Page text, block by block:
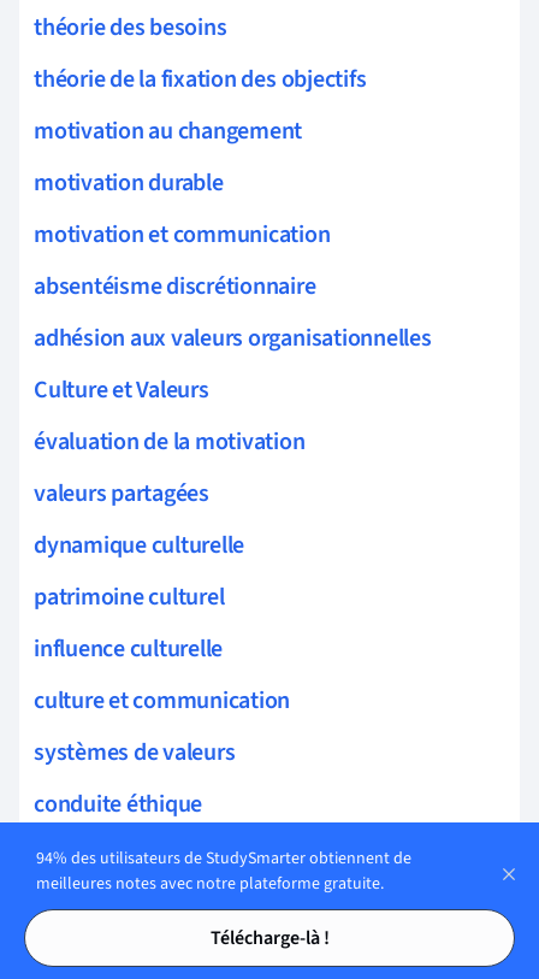
Tables des matières
Tables des matières
théorie des besoins
théorie de la fixation des objectifs
motivation au changement
motivation durable
motivation et communication
absentéisme discrétionnaire
adhésion aux valeurs organisationnelles
Culture et Valeurs
évaluation de la motivation
valeurs partagées
dynamique culturelle
patrimoine culturel
influence culturelle
culture et communication
systèmes de valeurs
conduite éthique
pratiques culturelles
culture et performance
valeurs éthiques
94% des utilisateurs de StudySmarter obtiennent de
meilleures notes avec notre plateforme gratuite.
Télécharge-là !